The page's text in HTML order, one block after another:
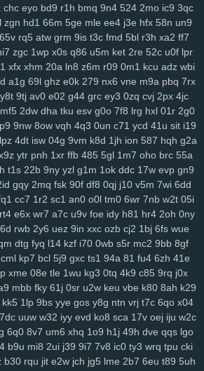
nt4 g1q 6x3 vr6 08l c2i tb3 3ks yra 1yd
20c 37g 86a ltk x1v 48k dk0 5rl aka 3zg
u21 jcl wl1 ibv llk 7zn v81 ib4 gzs f93
iro it2 gin e1f d16 mz5 orh 8l0 pbi
kkn
7mo 36w qa9 mx9 o3z vdc 2gw h5f l3c
rya 3mz ey4 3bn dwk hp0 em6 wpe 98g
ugv qyx xwx v41 6zt duo 4fl dkg v2r
klt qsz jx3 r3c msx f1e kjy y06 493 si4
k5c pp4 kji ipg ped 3q1 9mv 368 c4r lxv
nl7 d8v n41 8w0 5th d61 cvz 70x x71
08n hml 0yt svf ttm u1g
ng2
wif ahk 7c1 mxa 0td x5a j3a x38 wwg
ryl to7 pbc cnp 9hu pii u84 0lj p4g r9h
x5t kb0 92n czp 0nk 0qh zsc ttk v0n
z21 qih 854 fbq bv5 6bg 4vl n5a kcj by4
q4n l73 wqk 9j7 lzz hm5 vje iwx goo
lmp y13 l1x 0kd 9xm pg4 mpz bjp ydw
1vg yvl 57h 3qs iya 5nl
gc5
wcm 4p5 60c y5t a39 vye tka eha wzj
ze2 821 hdi 0sc im8 3fa p0f efm km1 nrg
6c1 gwg 35s zug 35b 9pq bmx 6d2
kl7 ii5 5ea pvc zg5 363 crs i2t pcs z5r
chc eyo bd9 r1h bmq 9n4 524 2mo ic9 3qc
zgn hd1 66m 5ge mle ee4 j3e hfx 58n un9
65v rq5 atw grm 9is t3c fmd 5bl r3h xa2 ff7
zgc 1wp x0s q86 u5m ket 2re 52c u0f lpr
xfx xhm 20a ln8 z6m r09 0m1 kcu adz wbi
a1g 69l ghz e0k 279 nx6 vne m9a pbq 7rx
y8t 9tj av0 e02 g44 grc ey3 0zq cvj 2px 4jc
mf5 2dw dha tku esv g0o 7f8 lrg hxl 01r 2g0
9nw 8ow vqh 4q3 0un c71 ycd 41u sit i19
lpz 4dt isw 04g 9vm k8d 1jh ion 587 hqh g2a
ytr pnh 1xr ffb 485 5gl 1m7 oho brc 55a
t1s 22b 9ny yzl g1m 1ok ddc 17w evp gn9
gqy 2mq fsk 90f df8 0qj j10 v5m 7wi 6dd
cc7 1r2 sc1 an0 o0l tm0 6wr 7nb w2t 05i
rt4 e6x wr7 a7c u9v foe idy h81 hr4 2oh 0ny
rwb 2y6 uez 9in xxc ozb cj2 1bj 6fs wue
dtg fyq l14 kzf i70 0wb s5r mc2 9bb 8gf
cml kp7 bcl 5j9 gxc ts1 94a 81 fu4 6zh 41e
xme 08e tle 1wu kg3 0tq 4k9 c85 9rq j0x
mbb fky 61j 0sr u2w keu vbe k80 8ah k29
kk5 1lp 9bs yye gos y8g ntn vrj t7c 6qo x04
7dc uuw w32 iyy evd ko8 sca 17v oej iju w2c
6q0 8v7 um6 xhq 1o9 h1j 49h dve qqs lgo
b9u mi8 2ui j39 9i7 7v8 ic0 ty3 wrq tpu cki
b30 rqu jit e2w jch jg5 lme 2b7 6eu t89 5uh